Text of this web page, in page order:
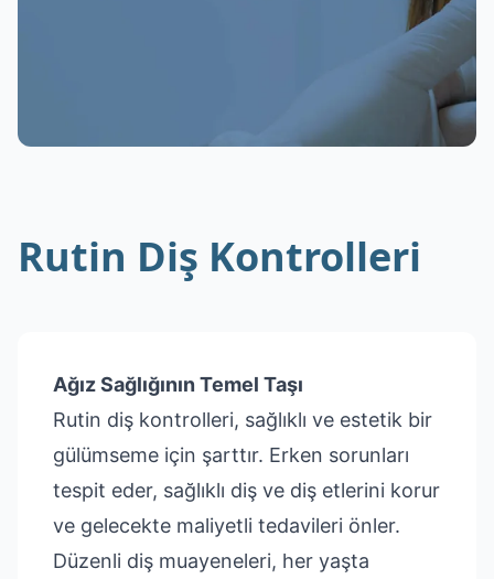
Rutin Diş Kontrolleri
Ağız Sağlığının Temel Taşı
Rutin diş kontrolleri, sağlıklı ve estetik bir
gülümseme için şarttır. Erken sorunları
tespit eder, sağlıklı diş ve diş etlerini korur
ve gelecekte maliyetli tedavileri önler.
Düzenli diş muayeneleri, her yaşta